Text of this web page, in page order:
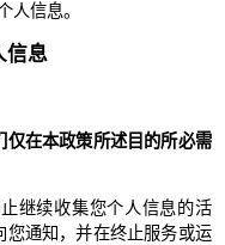
人信息。
信息
仅在本政策所述目的所必需
继续收集您个人信息的活
您通知，并在终止服务或运